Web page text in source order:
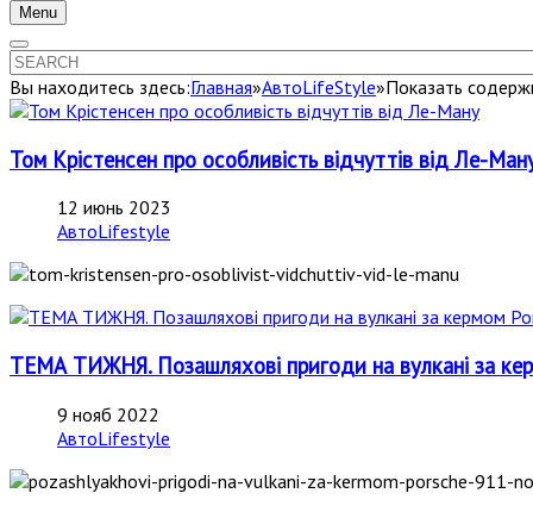
Menu
Вы находитесь здесь:Главная»АвтоLifeStyle»Показать
Том Крістенсен про особливість відчуттів від Ле-
12 июнь 2023
АвтоLifestyle
ТЕМА ТИЖНЯ. Позашляхові пригоди на вулкані за
9 нояб 2022
АвтоLifestyle